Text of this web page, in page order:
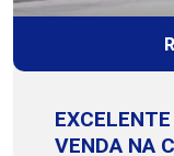
VENDA NA